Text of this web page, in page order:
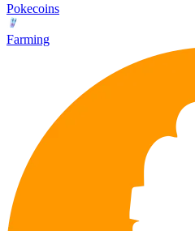
Pokecoins
Farming